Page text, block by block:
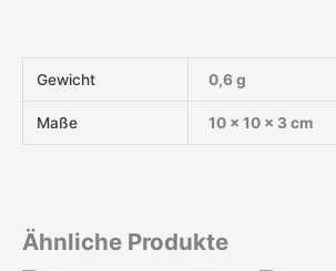
Gewicht 0,6 g
Maße 10 × 10 × 3 cm
Ähnliche Produkte